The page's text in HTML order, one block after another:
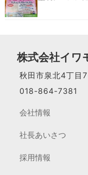
株式会社イワ
秋田市泉北4丁目
018-864-7381
会社情報
社長あいさつ
採用情報